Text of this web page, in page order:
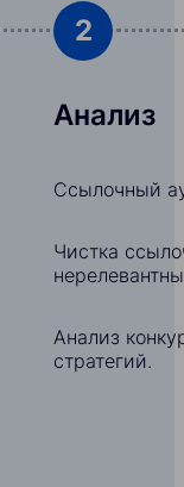
2
Анализ
Ссылочный
Чистка
Анализ
стратегий.